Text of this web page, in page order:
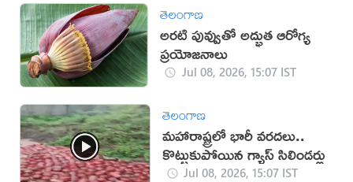
తెలంగాణ
అరటి పువ్వుతో అద్భుత ఆరోగ్య
ప్రయోజనాలు
Jul 08, 2026, 15:07 IST
తెలంగాణ
మహారాష్ట్రలో భారీ వరదలు..
కొట్టుకుపోయిన గ్యాస్ సిలిండర్లు
Jul 08, 2026, 15:07 IST